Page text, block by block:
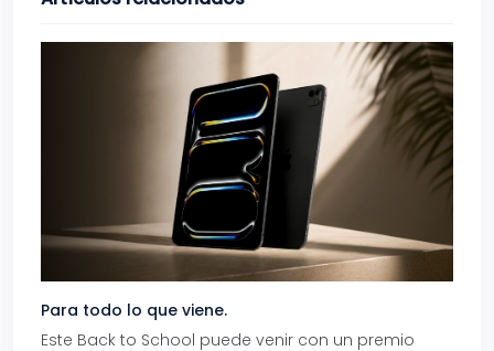
Para todo lo que viene.
Este Back to School puede venir con un premio